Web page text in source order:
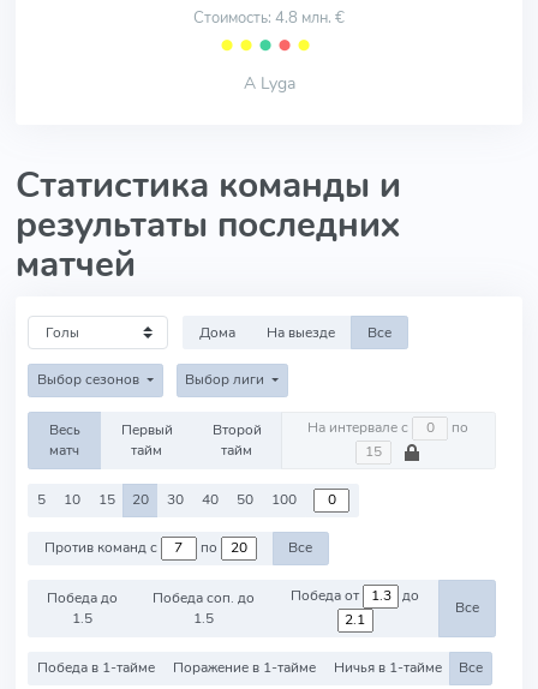
Стоимость: 4.8 млн. €
⬤ ⬤ ⬤ ⬤ ⬤
A Lyga
Статистика команды и
результаты последних
матчей
Дома На выезде Все
Выбор сезонов Выбор лиги
Весь
матч
Первый
тайм
Второй
тайм
На интервале с по
5 10 15 20 30 40 50 100
Против команд с по Все
Победа до
1.5
Победа соп. до
1.5
Победа от до
Все
Победа в 1-тайме Поражение в 1-тайме Ничья в 1-тайме Все